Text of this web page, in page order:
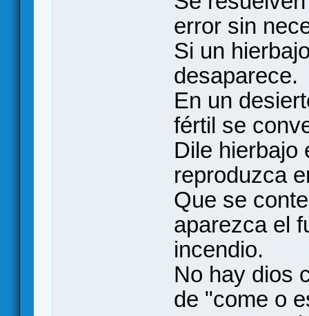
error sin
Si un
desaparece.
En un
fértil se
Dile hierbajo
reproduzca
Que se
aparezca el
incendio.
No hay dios
de "come o